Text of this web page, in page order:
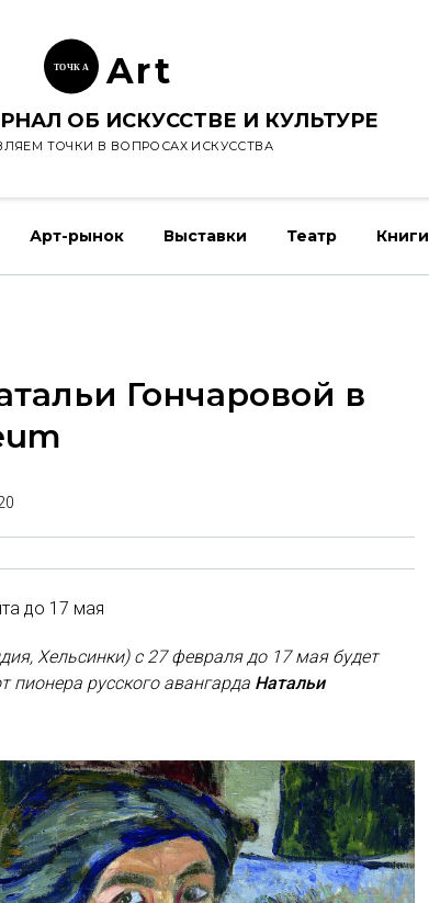
ТОЧК А Art
ОБ ИСКУССТВЕ И КУЛЬТУРЕ
ТОЧКИ В ВОПРОСАХ ИСКУССТВА
Арт-рынок Выставки Театр Книги
Гончаровой в
до 17 мая
Хельсинки) с 27 февраля до 17 мая будет
пионера русского авангарда Натальи